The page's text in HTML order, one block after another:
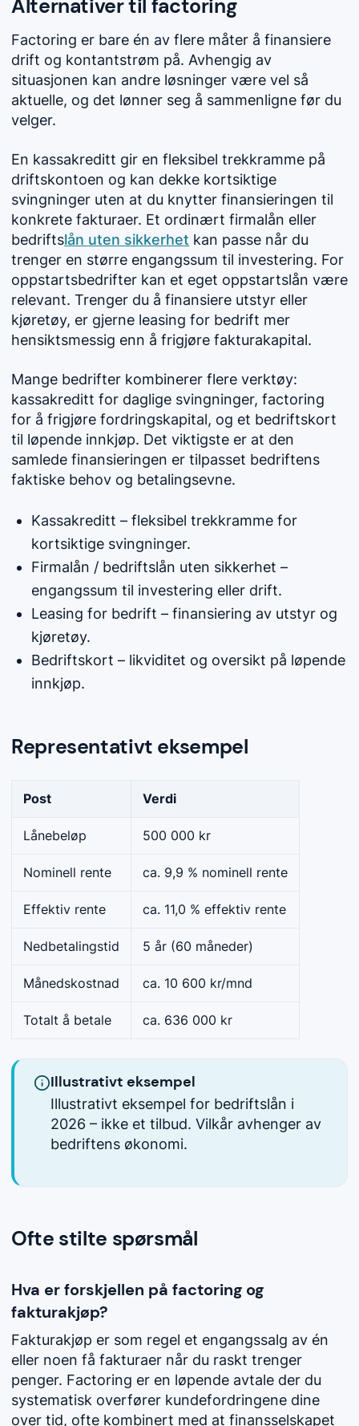
Alternativer til factoring
Factoring er bare én av flere måter å finansiere
drift og kontantstrøm på. Avhengig av
situasjonen kan andre løsninger være vel så
aktuelle, og det lønner seg å sammenligne før du
velger.
En kassakreditt gir en fleksibel trekkramme på
driftskontoen og kan dekke kortsiktige
svingninger uten at du knytter finansieringen til
konkrete fakturaer. Et ordinært firmalån eller
bedriftslån uten sikkerhet kan passe når du
trenger en større engangssum til investering. For
oppstartsbedrifter kan et eget oppstartslån være
relevant. Trenger du å finansiere utstyr eller
kjøretøy, er gjerne leasing for bedrift mer
hensiktsmessig enn å frigjøre fakturakapital.
Mange bedrifter kombinerer flere verktøy:
kassakreditt for daglige svingninger, factoring
for å frigjøre fordringskapital, og et bedriftskort
til løpende innkjøp. Det viktigste er at den
samlede finansieringen er tilpasset bedriftens
faktiske behov og betalingsevne.
Kassakreditt – fleksibel trekkramme for
kortsiktige svingninger.
Firmalån / bedriftslån uten sikkerhet –
engangssum til investering eller drift.
Leasing for bedrift – finansiering av utstyr og
kjøretøy.
Bedriftskort – likviditet og oversikt på løpende
innkjøp.
Representativt eksempel
Post Verdi
Lånebeløp 500 000 kr
Nominell rente ca. 9,9 % nominell rente
Effektiv rente ca. 11,0 % effektiv rente
Nedbetalingstid 5 år (60 måneder)
Månedskostnad ca. 10 600 kr/mnd
Totalt å betale ca. 636 000 kr
Illustrativt eksempel
Illustrativt eksempel for bedriftslån i
2026 – ikke et tilbud. Vilkår avhenger av
bedriftens økonomi.
Ofte stilte spørsmål
Hva er forskjellen på factoring og
fakturakjøp?
Fakturakjøp er som regel et engangssalg av én
eller noen få fakturaer når du raskt trenger
penger. Factoring er en løpende avtale der du
systematisk overfører kundefordringene dine
over tid, ofte kombinert med at finansselskapet